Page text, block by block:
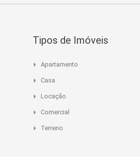
Tipos de Imóveis
Apartamento
Casa
Locação
Comercial
Terreno